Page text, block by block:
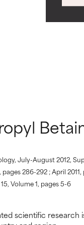
July-August 2012,
286-292 ; April
Volume 1, pages 5-6
scientific
Może
niektórych
Nie
Może
niektórych
Nie